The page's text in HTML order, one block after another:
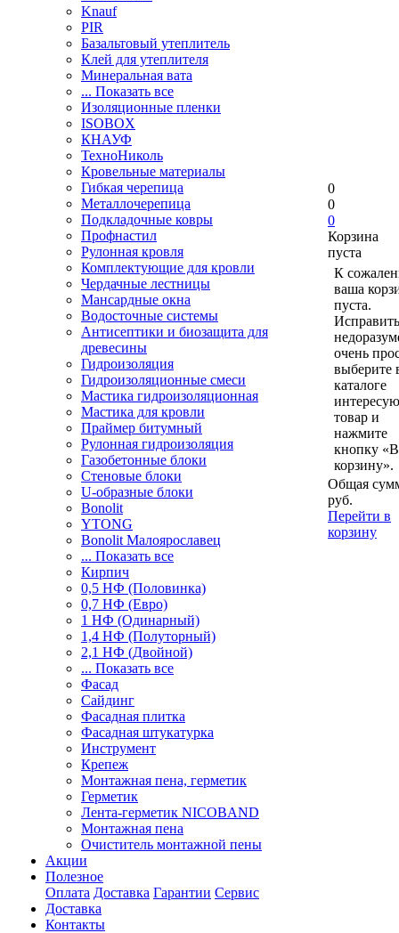
Knauf
PIR
Базальтовый утеплитель
Клей для утеплителя
Минеральная вата
... Показать все
Изоляционные пленки
ISOBOX
КНАУФ
ТехноНиколь
Кровельные материалы
Гибкая черепица
Металлочерепица
Подкладочные ковры
Профнастил
Рулонная кровля
Комплектующие для кровли
Чердачные лестницы
Мансардные окна
Водосточные системы
Антисептики и биозащита для
древесины
Гидроизоляция
Гидроизоляционные смеси
Мастика гидроизоляционная
Мастика для кровли
Праймер битумный
Рулонная гидроизоляция
Газобетонные блоки
Стеновые блоки
U-образные блоки
Bonolit
YTONG
Bonolit Малоярославец
... Показать все
Кирпич
0,5 НФ (Половинка)
0,7 НФ (Евро)
1 НФ (Одинарный)
1,4 НФ (Полуторный)
2,1 НФ (Двойной)
... Показать все
Фасад
Сайдинг
Фасадная плитка
Фасадная штукатурка
Инструмент
Крепеж
Монтажная пена, герметик
Герметик
Лента-герметик NICOBAND
Монтажная пена
Очиститель монтажной пены
Акции
Полезное
Оплата Доставка Гарантии Сервис
Доставка
Контакты
0
0
0
Корзина
пуста
К
ваша
пуста.
очень
выберите
каталоге
товар и
нажмите
кнопку «В
корзину».
Общая
руб.
Перейти в
корзину